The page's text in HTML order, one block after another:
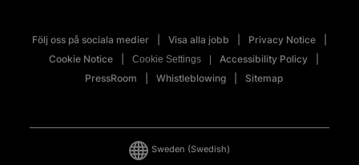
Följ oss på sociala medier Visa alla jobb
Privacy Notice
Cookie Notice
Cookie Settings
Accessibility Policy
PressRoom
Whistleblowing Sitemap
Sweden (Swedish)